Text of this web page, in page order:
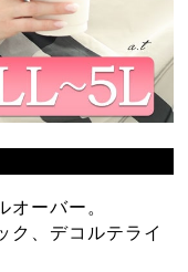
オーバー。
ク、デコルテライ